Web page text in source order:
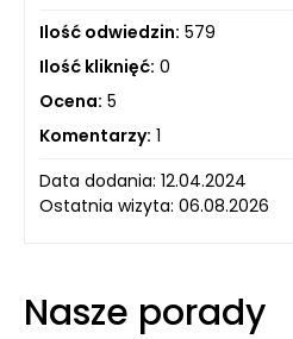
Ilość odwiedzin: 579
Ilość kliknięć: 0
Ocena: 5
Komentarzy: 1
Data dodania: 12.04.2024
Ostatnia wizyta: 06.08.2026
Nasze porady